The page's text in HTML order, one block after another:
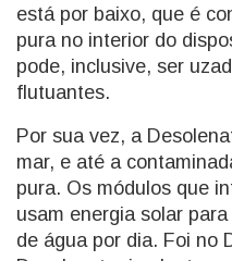
está por baixo, que é
pura no interior do
pode, inclusive, ser
flutuantes.
Por sua vez, a
mar, e até a
pura. Os módulos que
usam energia solar
de água por dia. Foi no